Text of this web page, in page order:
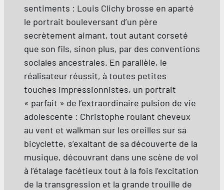
sentiments : Louis Clichy brosse en aparté
le portrait bouleversant d’un père
secrètement aimant, tout autant corseté
que son fils, sinon plus, par des conventions
sociales ancestrales. En parallèle, le
réalisateur réussit, à toutes petites
touches impressionnistes, un portrait
« parfait » de l’extraordinaire pulsion de vie
adolescente : Christophe roulant cheveux
au vent et walkman sur les oreilles sur sa
bicyclette, s’exaltant de sa découverte de la
musique, découvrant dans une scène de vol
à l’étalage facétieux tout à la fois l’excitation
de la transgression et la grande trouille de